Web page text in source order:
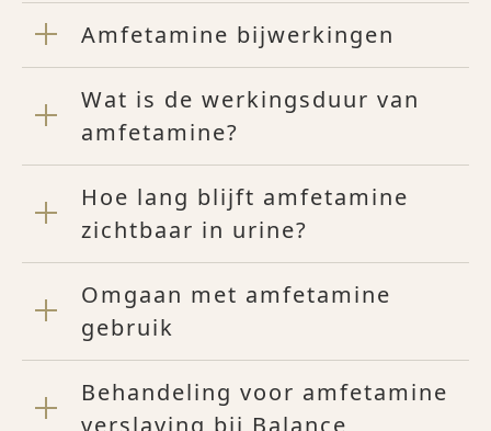
Amfetamine bijwerkingen
Wat is de werkingsduur van
amfetamine?
Hoe lang blijft amfetamine
zichtbaar in urine?
Omgaan met amfetamine
gebruik
Behandeling voor amfetamine
verslaving bij Balance